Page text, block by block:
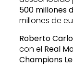
500 millones
millones de
Roberto
con el Real
Champions